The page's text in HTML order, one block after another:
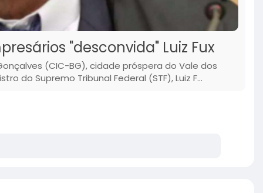
"desconvida" Luiz Fux
(CIC-BG), cidade próspera do Vale dos
do Supremo Tribunal Federal (STF), Luiz F...